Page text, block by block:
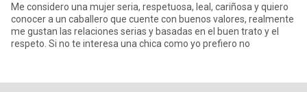
Me considero una mujer seria, respetuosa, leal, cariñosa y quiero
conocer a un caballero que cuente con buenos valores, realmente
me gustan las relaciones serias y basadas en el buen trato y el
respeto. Si no te interesa una chica como yo prefiero no